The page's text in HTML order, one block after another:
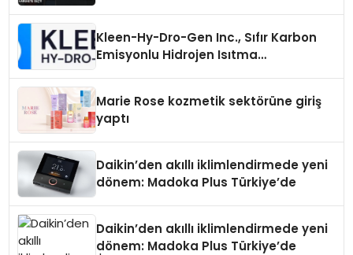
Kleen-Hy-Dro-Gen Inc., Sıfır Karbon
Emisyonlu Hidrojen Isıtma
Marie Rose kozmetik sektörüne giriş
yaptı
Daikin’den akıllı iklimlendirmede yeni
dönem: Madoka Plus Türkiye’de
Daikin’den akıllı iklimlendirmede yeni
dönem: Madoka Plus Türkiye’de